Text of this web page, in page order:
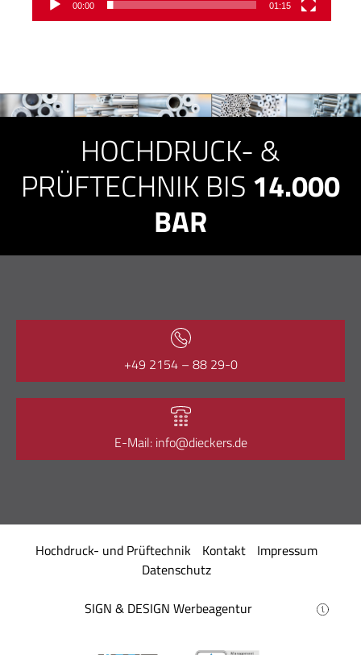
00:00 01:15
HOCHDRUCK- &
PRÜFTECHNIK BIS 14.000
BAR
+49 2154 – 88 29-0
E-Mail: info@dieckers.de
Hochdruck- und Prüftechnik Kontakt
Impressum
Datenschutz
SIGN & DESIGN Werbeagentur